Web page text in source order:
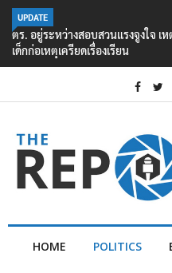
UPDATE
ตร. อยู่ระหว่างสอบสวนแรงจูงใจ เ
เด็กก่อเหตุเครียดเรื่องเรียน
HOME POLITICS